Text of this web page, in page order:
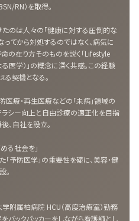
RN）を取得。
のは人々の「健康に対する圧倒的な
ってから対処するのではなく、病気に
の在り方そのものを説く「Lifestyle
医学）」の概念に深く共感。この経験
る契機となる。
医療・再生医療などの「未病」領域の
シー向上と自由診療の適正化を目指
、自社を設立。
る社会を」
「予防医学」の重要性を礎に、美容・健
。
附属柏病院 HCU（高度治療室）勤務
バックパッカーをしながら看護師とし